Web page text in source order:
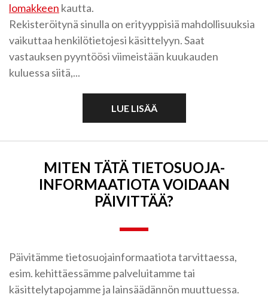
lomakkeen kautta.
Rekisteröitynä sinulla on erityyppisiä mahdollisuuksia
vaikuttaa henkilötietojesi käsittelyyn. Saat
vastauksen pyyntöösi viimeistään kuukauden
kuluessa siitä,...
LUE LISÄÄ
MITEN TÄTÄ TIETOSUOJA­
INFORMAATIOTA VOIDAAN
PÄIVITTÄÄ?
Päivitämme tietosuojainformaatiota tarvittaessa,
esim. kehittäessämme palveluitamme tai
käsittelytapojamme ja lainsäädännön muuttuessa.